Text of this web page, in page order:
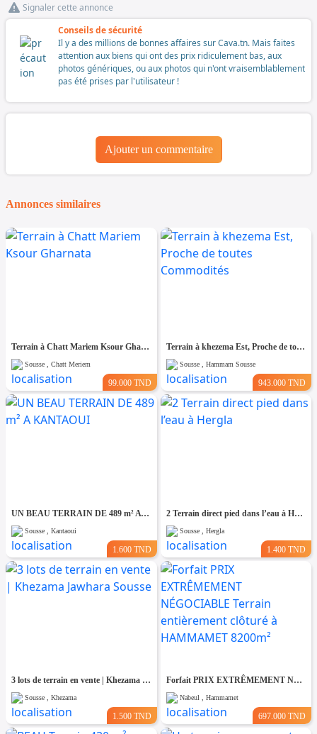
Signaler cette annonce
Conseils de sécurité
Il y a des millions de bonnes affaires sur Cava.tn. Mais faites
attention aux biens qui ont des prix ridiculement bas, aux
photos génériques, ou aux photos qui n'ont vraisemblablement
pas été prises par l'utilisateur !
Ajouter un commentaire
Annonces similaires
Terrain à Chatt Mariem Ksour Gharnata
Sousse , Chatt Meriem
99.000 TND
Terrain à khezema Est, Proche de toutes Commodités
Sousse , Hammam Sousse
943.000 TND
UN BEAU TERRAIN DE 489 m² A KANTAOUI
Sousse , Kantaoui
1.600 TND
2 Terrain direct pied dans l’eau à Hergla
Sousse , Hergla
1.400 TND
3 lots de terrain en vente | Khezama Jawhara Sousse
Sousse , Khezama
1.500 TND
Forfait PRIX EXTRÊMEMENT NÉGOCIABLE Terrain entièrement clôturé à HAMMAMET 8200m²
Nabeul , Hammamet
697.000 TND